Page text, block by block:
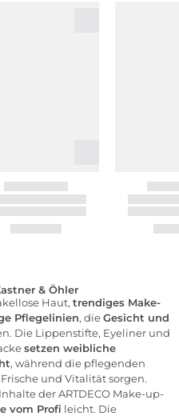
& Öhler
Haut, trendiges Make-
Pflegelinien, dieGesicht und
Die Lippenstifte, Eyeliner und
setzen weibliche
, während die pflegenden
und Vitalität sorgen.
der ARTDECO Make-up-
vom Profi leicht. Die